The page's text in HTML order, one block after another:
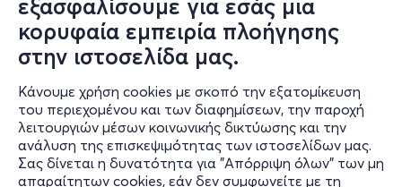
εξασφαλίσουμε για εσάς μια
κορυφαία εμπειρία πλοήγησης
στην ιστοσελίδα μας.
Κάνουμε χρήση cookies με σκοπό την εξατομίκευση
του περιεχομένου και των διαφημίσεων, την παροχή
λειτουργιών μέσων κοινωνικής δικτύωσης και την
ανάλυση της επισκεψιμότητας των ιστοσελίδων μας.
Σας δίνεται η δυνατότητα για "Απόρριψη όλων" των μη
απαραίτητων cookies, εάν δεν συμφωνείτε με τη
Πληροφορίες